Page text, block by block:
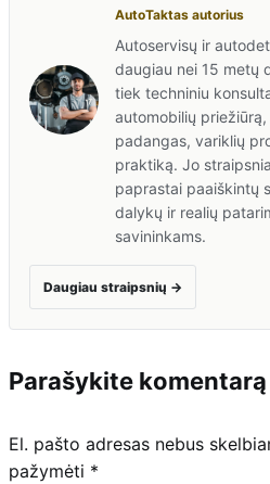
AutoTaktas autorius
Autoservisų ir
daugiau nei 15 metų
tiek techniniu
automobilių
padangas, variklių
praktiką. Jo
paprastai paaiškintų
dalykų ir realių
savininkams.
Daugiau straipsnių →
Parašykite komentarą
El. pašto adresas nebus
pažymėti *